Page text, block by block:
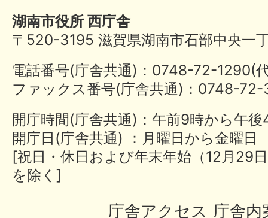
湖南市役所 西庁舎
〒520-3195 滋賀県湖南市石部中央一
電話番号(庁舎共通)：0748-72-
ファックス番号(庁舎共通)：0748-
開庁時間(庁舎共通)：午前9時から午
開庁日(庁舎共通) ：月曜日から金曜日
[祝日・休日および年末年始（12月29
を除く]
庁舎アクセス 庁舎内